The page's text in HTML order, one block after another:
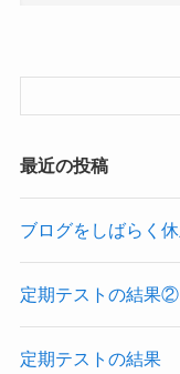
最近の投稿
ブログをしばらく
定期テストの結果②
定期テストの結果